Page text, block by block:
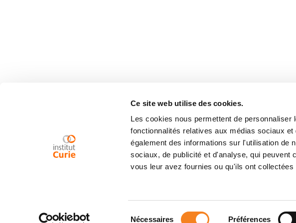
Ce site web utilise des cookies.
Les cookies nous permettent de
fonctionnalités relatives aux médias sociaux
également des informations sur l'utilisation de
sociaux, de publicité et d'analyse, qui
vous leur avez fournies ou qu'ils ont
Nécessaires Préférences